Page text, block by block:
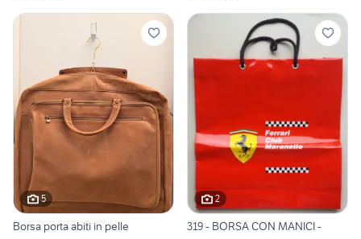
5
Borsa porta abiti in pelle
2
319 - BORSA CON MANICI -